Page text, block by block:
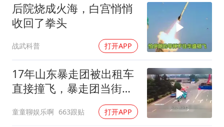
后院烧成火海，白宫悄悄
收回了拳头
战武科普 打开APP
17年山东暴走团被出租车
直接撞飞，暴走团当街拦
童童聊娱乐啊 663跟贴 打开APP